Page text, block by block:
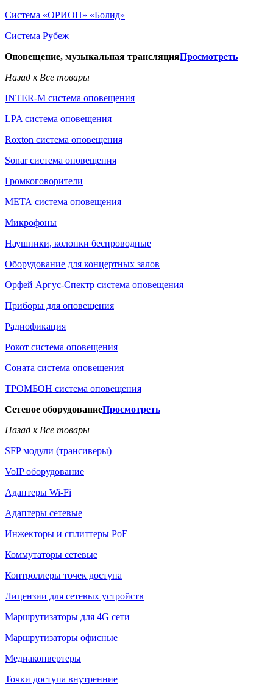
Система «ОРИОН» «Болид»
Система Рубеж
Оповещение, музыкальная трансляцияПросмотреть
Назад к Все товары
INTER-M система оповещения
LPA система оповещения
Roxton система оповещения
Sonar система оповещения
Громкоговорители
МЕТА система оповещения
Микрофоны
Наушники, колонки беспроводные
Оборудование для концертных залов
Орфей Аргус-Спектр система оповещения
Приборы для оповещения
Радиофикация
Рокот система оповещения
Соната система оповещения
ТРОМБОН система оповещения
Сетевое оборудованиеПросмотреть
Назад к Все товары
SFP модули (трансиверы)
VoIP оборудование
Адаптеры Wi-Fi
Адаптеры сетевые
Инжекторы и сплиттеры РоЕ
Коммутаторы сетевые
Контроллеры точек доступа
Лицензии для сетевых устройств
Маршрутизаторы для 4G сети
Маршрутизаторы офисные
Медиаконвертеры
Точки доступа внутренние